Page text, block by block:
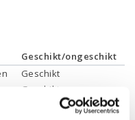
Geschikt/ongeschikt
Geschikt
Geschikt
Ongeschikt